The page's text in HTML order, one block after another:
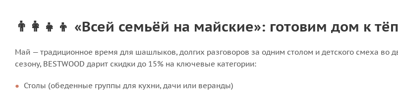
👨‍👩‍👧‍👦 «Всей семьёй на майские»: готовим дом к
Май — традиционное время для шашлыков, долгих разговоров за одним столом и детского смеха во
сезону, BESTWOOD дарит скидки до 15% на ключевые категории:
Столы (обеденные группы для кухни, дачи или веранды)